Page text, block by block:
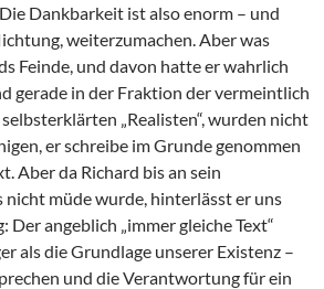
Dankbarkeit ist also enorm – und
weiterzumachen. Aber was
Feinde, und davon hatte er wahrlich
gerade in der Fraktion der vermeintlich
selbsterklärten „Realisten“, wurden nicht
er schreibe im Grunde genommen
Aber da Richard bis an sein
nicht müde wurde, hinterlässt er uns
Der angeblich „immer gleiche Text“
als die Grundlage unserer Existenz –
und die Verantwortung für ein